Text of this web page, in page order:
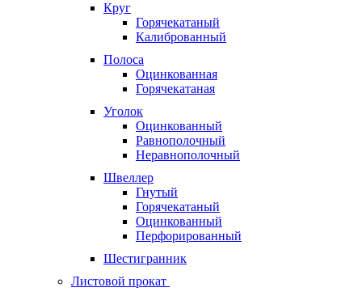
Круг
Горячекатаный
Калиброванный
Полоса
Оцинкованная
Горячекатаная
Уголок
Оцинкованный
Равнополочный
Неравнополочный
Швеллер
Гнутый
Горячекатаный
Оцинкованный
Перфорированный
Шестигранник
Листовой прокат